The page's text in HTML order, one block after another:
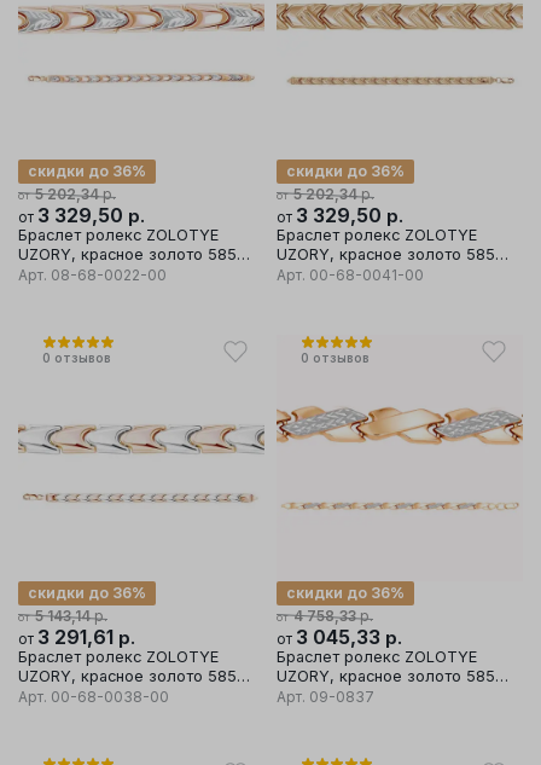
от 5 202,34р.
скидки до 36%
от 3 329,50 р.
Браслет ролекс ZOLOTYE
UZORY, красное золото 585
проба
Арт. 08-68-0022-00
от 5 202,34р.
скидки до 36%
от 3 329,50 р.
Браслет ролекс ZOLOTYE
UZORY, красное золото 585
проба
Арт. 00-68-0041-00
0 отзывов
от 5 143,14р.
скидки до 36%
от 3 291,61 р.
Браслет ролекс ZOLOTYE
UZORY, красное золото 585
проба
Арт. 00-68-0038-00
0 отзывов
от 4 758,33р.
скидки до 36%
от 3 045,33 р.
Браслет ролекс ZOLOTYE
UZORY, красное золото 585
проба
Арт. 09-0837